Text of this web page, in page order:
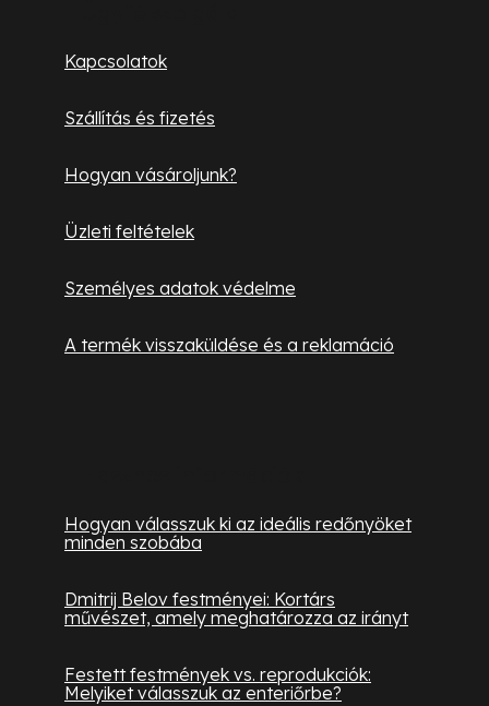
Kapcsolatok
Szállítás és fizetés
Hogyan vásároljunk?
Üzleti feltételek
Személyes adatok védelme
A termék visszaküldése és a reklamáció
Hogyan válasszuk ki az ideális redőnyöket
minden szobába
Dmitrij Belov festményei: Kortárs
művészet, amely meghatározza az irányt
Festett festmények vs. reprodukciók:
Melyiket válasszuk az enteriőrbe?